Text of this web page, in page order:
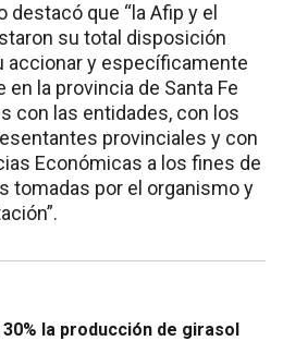
que “la Afip y el
su total disposición
accionar y específicamente
en la provincia de Santa Fe
con las entidades, con los
provinciales y con
Económicas a los fines de
tomadas por el organismo y
30% la producción de girasol